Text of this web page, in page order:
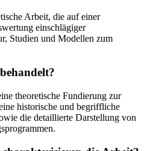
Arbeit, die auf einer
einschlägiger
Studien und Modellen zum
theoretische Fundierung zur
historische und begriffliche
die detaillierte Darstellung von